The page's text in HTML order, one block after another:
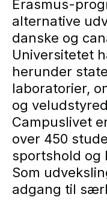
Erasmus-
alternative
danske og
Universitetet
herunder
laboratorier,
og
Campuslivet
over 450
sportshold og
Som
adgang til